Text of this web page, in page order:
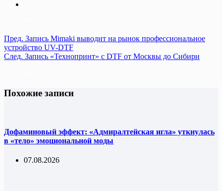
Пред. Запись Mimaki выводит на рынок профессиональное
устройство UV-DTF
След. Запись «Технопринт» с DTF от Москвы до Сибири
Похожие записи
Дофаминовый эффект: «Адмиралтейская игла» уткнулась
в «тело» эмоциональной моды
07.08.2026